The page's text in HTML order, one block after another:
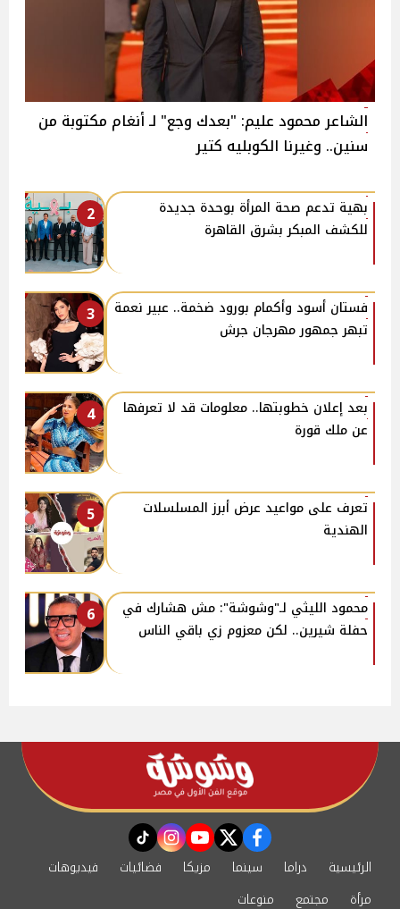
الشاعر محمود عليم: "بعدك وجع" لـ أنغام مكتوبة من
سنين.. وغيرنا الكوبليه كتير
2
بهية تدعم صحة المرأة بوحدة جديدة
للكشف المبكر بشرق القاهرة
3
فستان أسود وأكمام بورود ضخمة.. عبير نعمة
تبهر جمهور مهرجان جرش
4
بعد إعلان خطوبتها.. معلومات قد لا تعرفها
عن ملك قورة
5
تعرف على مواعيد عرض أبرز المسلسلات
الهندية
6
محمود الليثي لـ"وشوشة": مش هشارك في
حفلة شيرين.. لكن معزوم زي باقي الناس
facebook
twitter
youtube
instagram
tiktok
الرئيسية دراما سينما مزيكا فضائيات
فيديوهات
مرأة
مجتمع منوعات